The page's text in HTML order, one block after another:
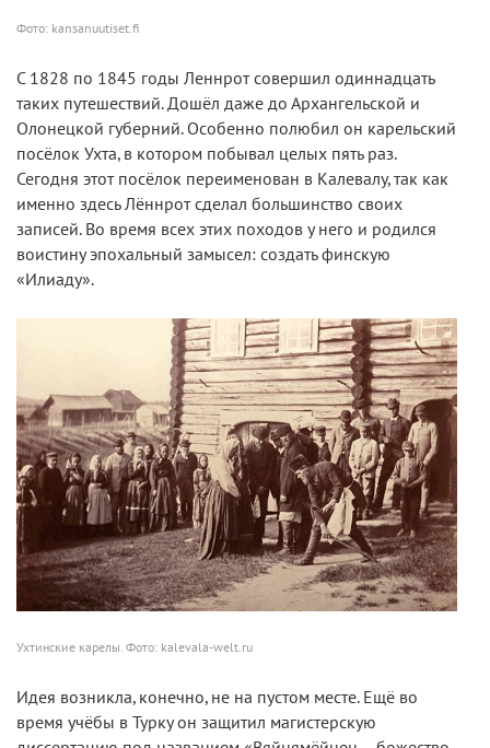
Фото: kansanuutiset.fi
С 1828 по 1845 годы Леннрот совершил одиннадцать
таких путешествий. Дошёл даже до Архангельской и
Олонецкой губерний. Особенно полюбил он карельский
посёлок Ухта, в котором побывал целых пять раз.
Сегодня этот посёлок переименован в Калевалу, так как
именно здесь Лённрот сделал большинство своих
записей. Во время всех этих походов у него и родился
воистину эпохальный замысел: создать финскую
«Илиаду».
Ухтинские карелы. Фото: kalevala-welt.ru
Идея возникла, конечно, не на пустом месте. Ещё во
время учёбы в Турку он защитил магистерскую